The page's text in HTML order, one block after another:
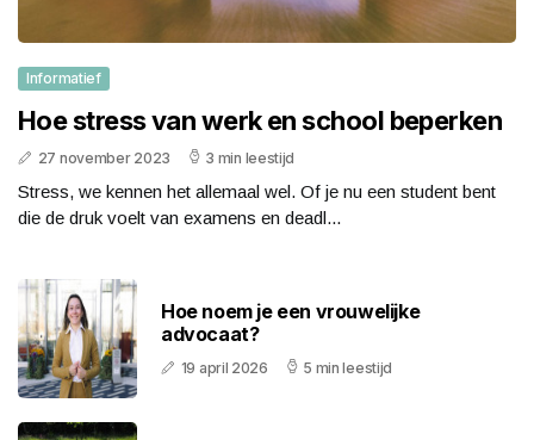
Informatief
Hoe stress van werk en school beperken
27 november 2023 3 min leestijd
Stress, we kennen het allemaal wel. Of je nu een student bent
die de druk voelt van examens en deadl...
Hoe noem je een vrouwelijke
advocaat?
19 april 2026 5 min leestijd